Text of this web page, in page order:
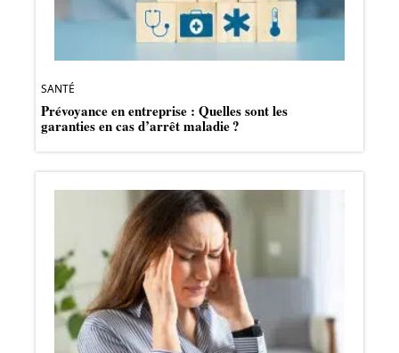
SANTÉ
Prévoyance en entreprise : Quelles sont les
garanties en cas d’arrêt maladie ?